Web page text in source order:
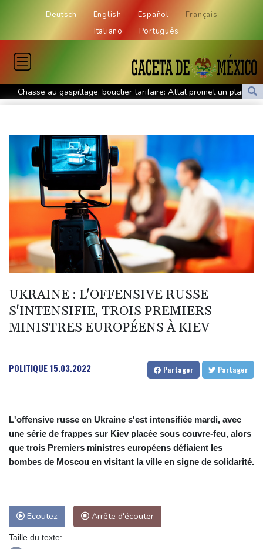
Deutsch English Español
Français
Italiano
Português
Chasse au gaspillage, bouclier tarifaire: Attal promet un plan
"massif" sur l'eau s'il est élu
étape à suspense
Lionel Messi fait ses adieux à son père, figure tutélaire de son
itinéraire
Sur un lac varois, les gendarmes aux aguets contre le feu
Test de dépistage de drogue pour un pilote d'Air India après un
sérieux incident en vol
Thaïlande : éleves et professeurs pleurent une fillette tuée dans
la fusillade
Mexique : après des années d'accalmie, la violence se rappelle
aux habitants du Zacatecas
Une épave romaine chargée de centaines d'amphores
découverte au large de la Sicile
L'Iran exige pour rouvrir Ormuz que les Etats-Unis acceptent
UKRAINE : L'OFFENSIVE RUSSE
S'INTENSIFIE, TROIS PREMIERS
MINISTRES EUROPÉENS À KIEV
POLITIQUE15.03.2022 Partager Partager
L'offensive russe en Ukraine s'est intensifiée mardi, avec
une série de frappes sur Kiev placée sous couvre-feu, alors
que trois Premiers ministres européens défiaient les
bombes de Moscou en visitant la ville en signe de solidarité.
Ecoutez Arrête d'écouter
Taille du texte: